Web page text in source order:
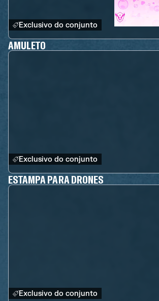
Exclusivo do conjunto
AMULETO
Exclusivo do conjunto
ESTAMPA PARA DRONES
Exclusivo do conjunto